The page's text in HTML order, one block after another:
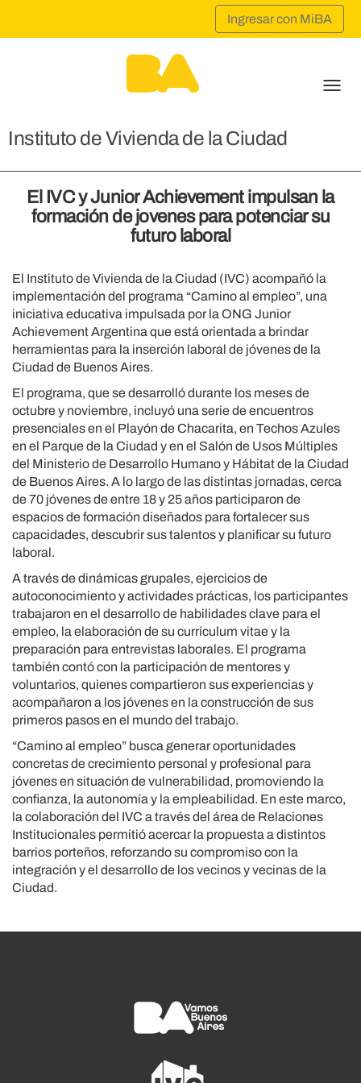
Instituto de Vivienda de la Ciudad
El IVC y Junior Achievement impulsan la
formación de jovenes para potenciar su
futuro laboral
El Instituto de Vivienda de la Ciudad (IVC) acompañó la
implementación del programa “Camino al empleo”, una
iniciativa educativa impulsada por la ONG Junior
Achievement Argentina que está orientada a brindar
herramientas para la inserción laboral de jóvenes de la
Ciudad de Buenos Aires.
El programa, que se desarrolló durante los meses de
octubre y noviembre, incluyó una serie de encuentros
presenciales en el Playón de Chacarita, en Techos Azules
en el Parque de la Ciudad y en el Salón de Usos Múltiples
del Ministerio de Desarrollo Humano y Hábitat de la Ciudad
de Buenos Aires. A lo largo de las distintas jornadas, cerca
de 70 jóvenes de entre 18 y 25 años participaron de
espacios de formación diseñados para fortalecer sus
capacidades, descubrir sus talentos y planificar su futuro
laboral.
A través de dinámicas grupales, ejercicios de
autoconocimiento y actividades prácticas, los participantes
trabajaron en el desarrollo de habilidades clave para el
empleo, la elaboración de su currículum vitae y la
preparación para entrevistas laborales. El programa
también contó con la participación de mentores y
voluntarios, quienes compartieron sus experiencias y
acompañaron a los jóvenes en la construcción de sus
primeros pasos en el mundo del trabajo.
“Camino al empleo” busca generar oportunidades
concretas de crecimiento personal y profesional para
jóvenes en situación de vulnerabilidad, promoviendo la
confianza, la autonomía y la empleabilidad. En este marco,
la colaboración del IVC a través del área de Relaciones
Institucionales permitió acercar la propuesta a distintos
barrios porteños, reforzando su compromiso con la
integración y el desarrollo de los vecinos y vecinas de la
Ciudad.